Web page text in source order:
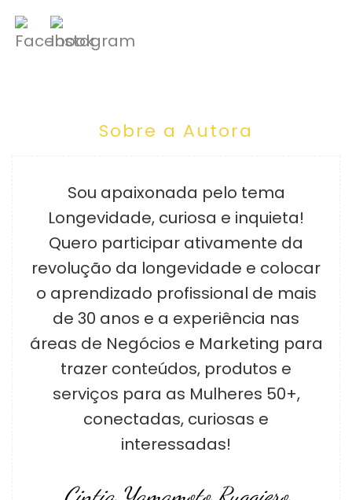
Sobre a Autora
Sou apaixonada pelo tema
Longevidade, curiosa e inquieta!
Quero participar ativamente da
revolução da longevidade e colocar
o aprendizado profissional de mais
de 30 anos e a experiência nas
áreas de Negócios e Marketing para
trazer conteúdos, produtos e
serviços para as Mulheres 50+,
conectadas, curiosas e
interessadas!